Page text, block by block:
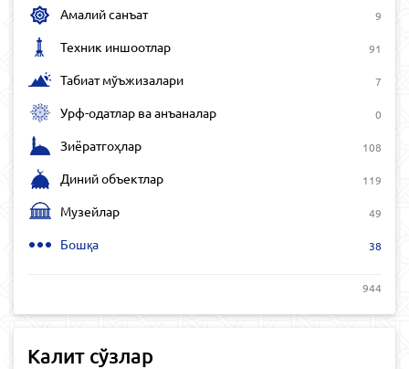
Амалий санъат 9
Техник иншоотлар 91
Табиат мўъжизалари 7
Урф-одатлар ва анъаналар 0
Зиёратгоҳлар 108
Диний объектлар 119
Музейлар 49
Бошқа 38
944
Калит сўзлар